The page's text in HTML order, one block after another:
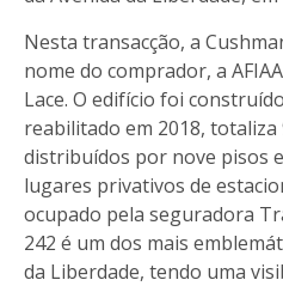
Nesta transacção, a
nome do comprador, a
Lace. O edifício foi
reabilitado em 2018, totaliza
distribuídos por nove pisos
lugares privativos de
ocupado pela seguradora
242 é um dos mais
da Liberdade, tendo uma